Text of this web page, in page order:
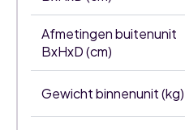
Afmetingen buitenunit
BxHxD (cm)
Gewicht binnenunit (kg)